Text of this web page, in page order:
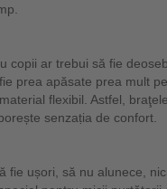
ar trebui să fie
prea apăsate prea mult
flexibil. Astfel,
senzaṭia de confort.
ușori, să nu alunece,